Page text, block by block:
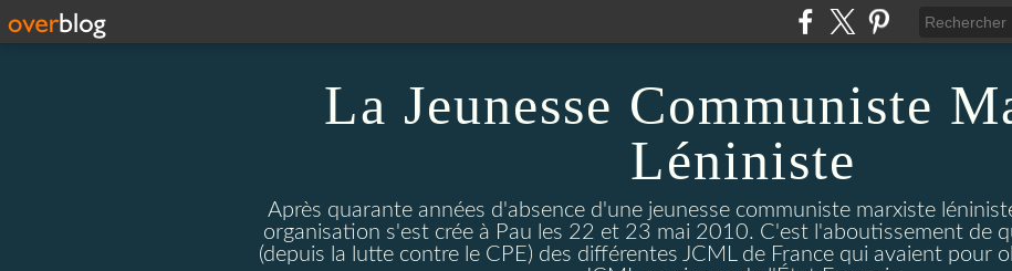
La Jeunesse Communiste
Léniniste
Après quarante années d'absence d'une jeunesse communiste marxiste
organisation s'est crée à Pau les 22 et 23 mai 2010. C'est l'aboutissement de
(depuis la lutte contre le CPE) des différentes JCML de France qui avaient pour